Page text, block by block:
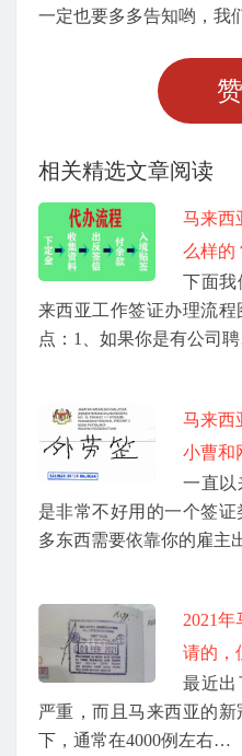
一定也要多多告知哟，我
相关精选文章阅读
马来西
么样的
下面我
来西亚工作签证办理流
点：1、如果你是有公司
马来西
小曹和
一直以
是非常不好用的一个签
多东西需要依靠你的雇主
2021
请的，
最近出
严重，而且马来西亚的
下，通常在4000例左右…